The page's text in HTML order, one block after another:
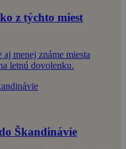
z týchto miest
menej známe miesta
letnú dovolenku.
Škandinávie